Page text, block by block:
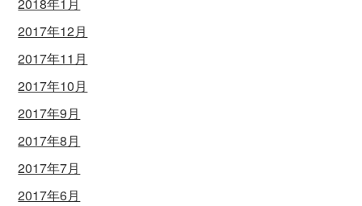
2018年1月
2017年12月
2017年11月
2017年10月
2017年9月
2017年8月
2017年7月
2017年6月